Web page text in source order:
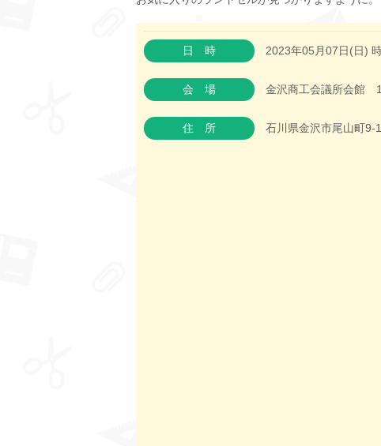
日時 2023年05月07日(日)
会場 金沢商工会議所会館
住所 石川県金沢市尾山町9-